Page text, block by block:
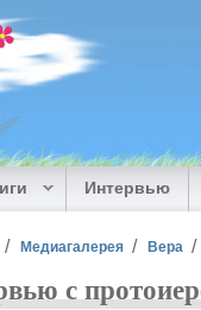
Интервью
Медиагалерея Вера
с